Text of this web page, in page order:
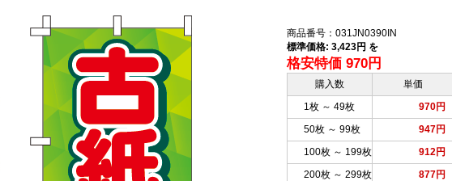
商品番号：031JN0390IN
標準価格: 3,423円 を
格安特価 970円
購入数
単価
1枚 ～ 49枚
970円
50枚 ～ 99枚
947円
100枚 ～ 199枚
912円
200枚 ～ 299枚
877円